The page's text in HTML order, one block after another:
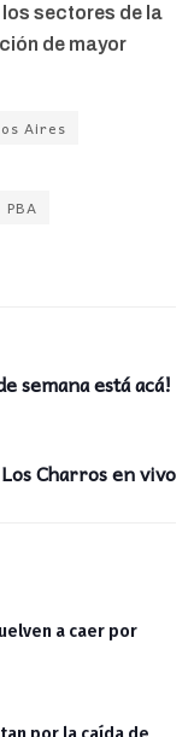
sectores de la
de mayor
Aires
PBA
semana está acá!
Charros en vivo
a caer por